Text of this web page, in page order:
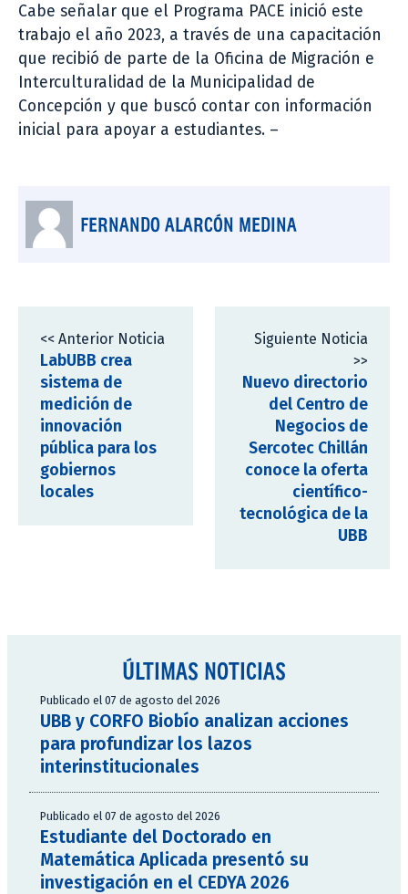
Cabe señalar que el Programa PACE inició este
trabajo el año 2023, a través de una capacitación
que recibió de parte de la Oficina de Migración e
Interculturalidad de la Municipalidad de
Concepción y que buscó contar con información
inicial para apoyar a estudiantes. –
FERNANDO ALARCÓN MEDINA
<< Anterior Noticia
LabUBB crea
sistema de
medición de
innovación
pública para los
gobiernos
locales
Siguiente Noticia
>>
Nuevo directorio
del Centro de
Negocios de
Sercotec Chillán
conoce la oferta
científico-
tecnológica de la
UBB
ÚLTIMAS NOTICIAS
Publicado el 07 de agosto del 2026
UBB y CORFO Biobío analizan acciones
para profundizar los lazos
interinstitucionales
Publicado el 07 de agosto del 2026
Estudiante del Doctorado en
Matemática Aplicada presentó su
investigación en el CEDYA 2026